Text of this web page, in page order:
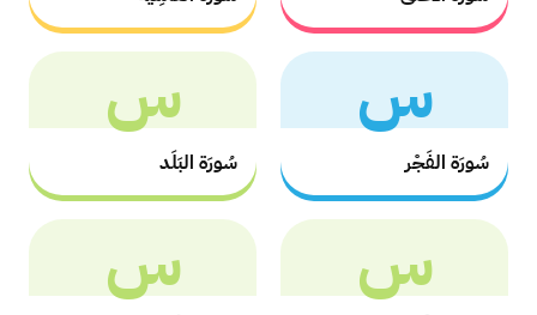
س
سُورَة الفَجْر
س
سُورَة البَلَد
س س